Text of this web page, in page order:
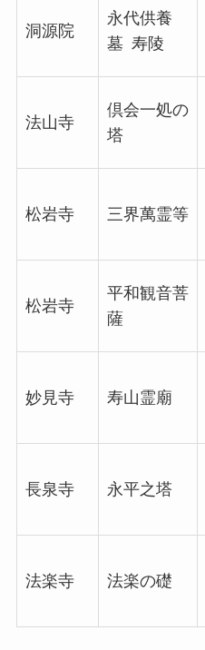
洞源院
永代供養
墓 寿陵
法山寺
倶会一処の
塔
松岩寺 三界萬霊等
松岩寺
平和観音菩
薩
妙見寺 寿山霊廟
長泉寺 永平之塔
法楽寺 法楽の礎